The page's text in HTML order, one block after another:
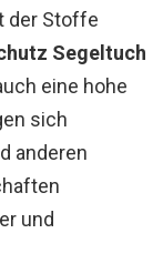
der Stoffe
Segeltuch
eine hohe
sich
anderen
und